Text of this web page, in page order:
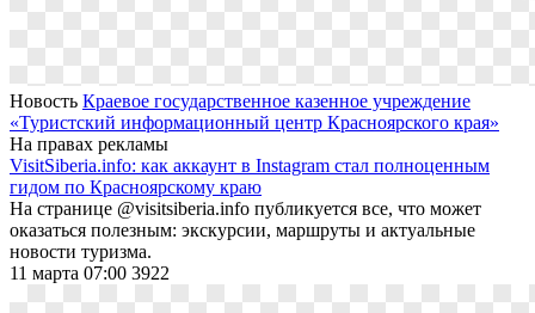
Новость Краевое государственное казенное учреждение
«Туристский информационный центр Красноярского края»
На правах рекламы
VisitSiberia.info: как аккаунт в Instagram стал полноценным
гидом по Красноярскому краю
На странице @visitsiberia.info публикуется все, что может
оказаться полезным: экскурсии, маршруты и актуальные
новости туризма.
11 марта 07:00 3922